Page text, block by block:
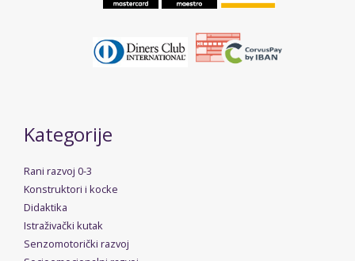
Kategorije
Rani razvoj 0-3
Konstruktori i kocke
Didaktika
Istraživački kutak
Senzomotorički razvoj